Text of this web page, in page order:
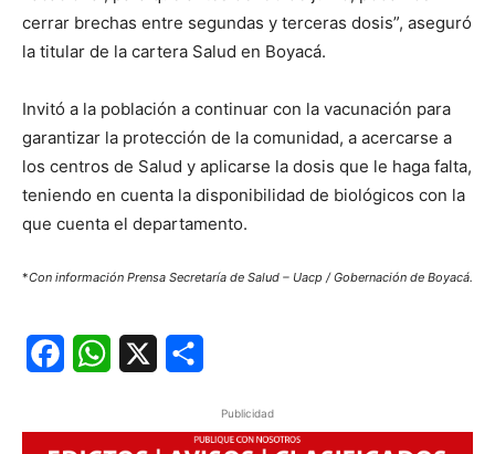
cerrar brechas entre segundas y terceras dosis”, aseguró
la titular de la cartera Salud en Boyacá.
Invitó a la población a continuar con la vacunación para
garantizar la protección de la comunidad, a acercarse a
los centros de Salud y aplicarse la dosis que le haga falta,
teniendo en cuenta la disponibilidad de biológicos con la
que cuenta el departamento.
*Con información Prensa Secretaría de Salud – Uacp / Gobernación de Boyacá.
FacebookWhatsApp
Publicidad